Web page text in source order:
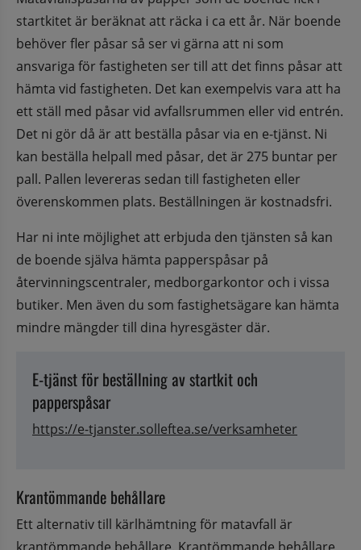
startkitet är beräknat att räcka i ca ett år. När boende
behöver fler påsar så ser vi gärna att ni som
ansvariga för fastigheten ser till att det finns påsar att
hämta vid fastigheten. Det kan exempelvis vara att ha
ett ställ med påsar vid avfallsrummen eller vid entrén.
Det ni gör då är att beställa påsar via en e-tjänst. Ni
kan beställa helpall med påsar, det är 275 buntar per
pall. Pallen levereras sedan till fastigheten eller
överenskommen plats. Beställningen är kostnadsfri.
Har ni inte möjlighet att erbjuda den tjänsten så kan
de boende själva hämta papperspåsar på
återvinningscentraler, medborgarkontor och i vissa
butiker. Men även du som fastighetsägare kan hämta
mindre mängder till dina hyresgäster där.
E-tjänst för beställning av startkit och
papperspåsar
https://e-tjanster.solleftea.se/verksamheter
Krantömmande behållare
Ett alternativ till kärlhämtning för matavfall är